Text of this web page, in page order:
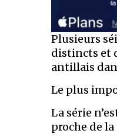
Plusieurs
distincts et
antillais
Le plus
La série
proche de